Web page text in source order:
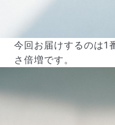
今回お届けするのは1
さ倍増です。